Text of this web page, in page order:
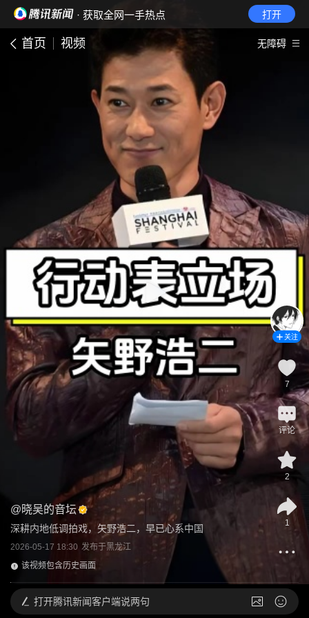
· 获取全网一手热点 打开
首页 视频 无障碍
@晓吴的音坛
深耕内地低调拍戏，矢野浩二，早已心系中国
2026-05-17 18:30 发布于黑龙江
该视频包含历史画面
关注
7
评论
2
1
打开腾讯新闻客户端说两句